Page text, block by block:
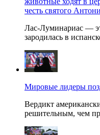
честь святого
Лас-Луминариас —
зародилась в
Мировые лидеры
Вердикт
решительным, чем